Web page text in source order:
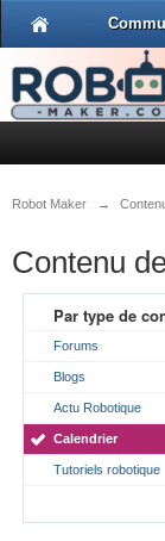
Robot Maker →
Contenu
Par type de
Forums
Blogs
Actu Robotique
Calendrier
Tutoriels robotique